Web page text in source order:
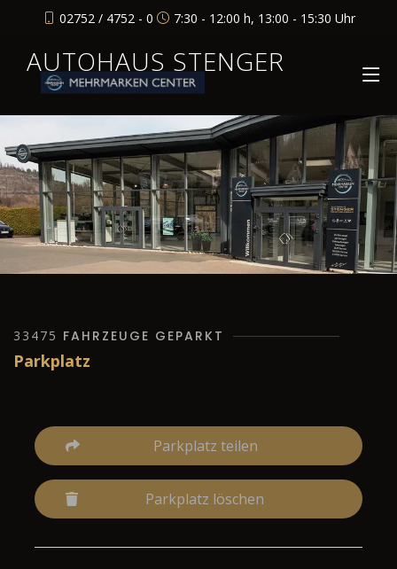
02752 / 4752 - 0 7:30 - 12:00 h, 13:00 - 15:30 Uhr
AUTOHAUS STENGER
33475 FAHRZEUGE GEPARKT
Parkplatz
Parkplatz teilen
Parkplatz löschen